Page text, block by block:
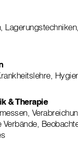
& Therapie